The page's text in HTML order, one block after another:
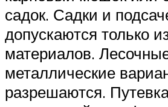
садок. Садки и
допускаются только
материалов.
металлические
разрешаются.